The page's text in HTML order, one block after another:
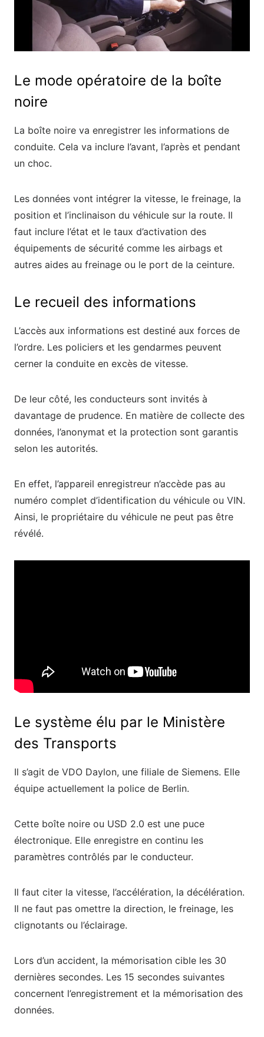
Le mode opératoire de la boîte
noire
La boîte noire va enregistrer les informations de
conduite. Cela va inclure l’avant, l’après et pendant
un choc.
Les données vont intégrer la vitesse, le freinage, la
position et l’inclinaison du véhicule sur la route. Il
faut inclure l’état et le taux d’activation des
équipements de sécurité comme les airbags et
autres aides au freinage ou le port de la ceinture.
Le recueil des informations
L’accès aux informations est destiné aux forces de
l’ordre. Les policiers et les gendarmes peuvent
cerner la conduite en excès de vitesse.
De leur côté, les conducteurs sont invités à
davantage de prudence. En matière de collecte des
données, l’anonymat et la protection sont garantis
selon les autorités.
En effet, l’appareil enregistreur n’accède pas au
numéro complet d’identification du véhicule ou VIN.
Ainsi, le propriétaire du véhicule ne peut pas être
révélé.
Le système élu par le Ministère
des Transports
Il s’agit de VDO Daylon, une filiale de Siemens. Elle
équipe actuellement la police de Berlin.
Cette boîte noire ou USD 2.0 est une puce
électronique. Elle enregistre en continu les
paramètres contrôlés par le conducteur.
Il faut citer la vitesse, l’accélération, la décélération.
Il ne faut pas omettre la direction, le freinage, les
clignotants ou l’éclairage.
Lors d’un accident, la mémorisation cible les 30
dernières secondes. Les 15 secondes suivantes
concernent l’enregistrement et la mémorisation des
données.